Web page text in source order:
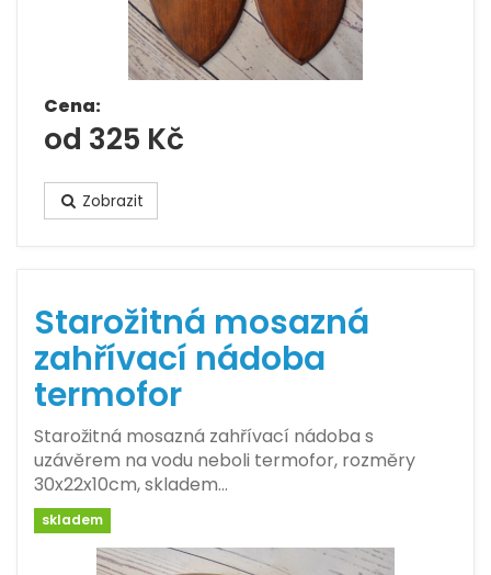
Cena:
od 325 Kč
Zobrazit
Starožitná mosazná
zahřívací nádoba
termofor
Starožitná mosazná zahřívací nádoba s
uzávěrem na vodu neboli termofor, rozměry
30x22x10cm, skladem…
skladem